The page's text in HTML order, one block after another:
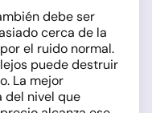
debe ser
cerca de la
el ruido normal.
puede destruir
La mejor
del nivel que